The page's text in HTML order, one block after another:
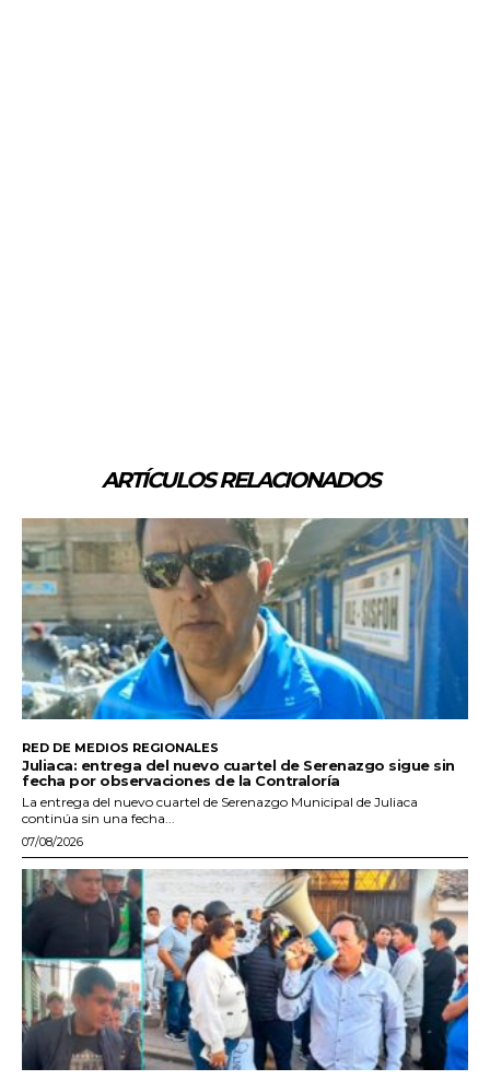
ARTÍCULOS RELACIONADOS
RED DE MEDIOS REGIONALES
Juliaca: entrega del nuevo cuartel de Serenazgo sigue sin
fecha por observaciones de la Contraloría
La entrega del nuevo cuartel de Serenazgo Municipal de Juliaca
continúa sin una fecha...
07/08/2026